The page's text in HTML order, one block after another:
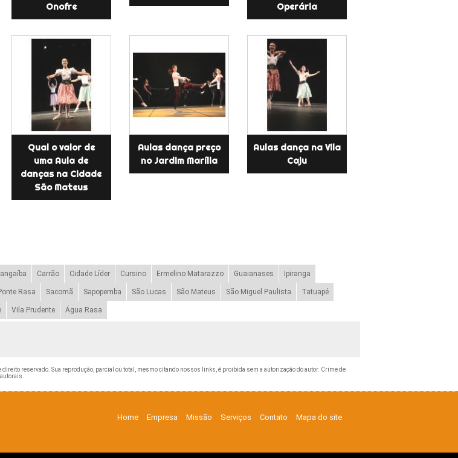
Onofre
Operária
Qual o valor de
uma Aula de
danças na Cidade
São Mateus
Aulas dança preço
no Jardim Marília
Aulas dança na Vila
Caju
Carrão Cidade Líder Cursino Ermelino Matarazzo Guaianases Ipiranga
Rasa Sacomã Sapopemba São Lucas São Mateus São Miguel Paulista Tatuapé
Vila Prudente Água Rasa
direito reservado. Sua reprodução, parcial ou total, mesmo citando nossos links, é proibida sem a autorização do autor. Crime de
Home Empresa Missão Serviços Contato Mapa do site